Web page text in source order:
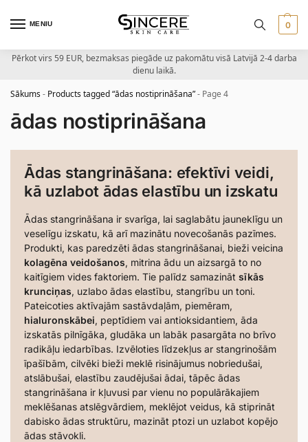
MENIU 0
Pērkot virs 59 EUR, bezmaksas piegāde uz pakomātu visā Latvijā 2-4 darba
dienu laikā.
Sākums- Products tagged “ādas nostiprināšana”- Page 4
ādas nostiprināšana
Ādas stangrināšana: efektīvi veidi,
kā uzlabot ādas elastību un izskatu
Ādas stangrināšana ir svarīga, lai saglabātu jauneklīgu un
veselīgu izskatu, kā arī mazinātu novecošanās pazīmes.
Produkti, kas paredzēti ādas stangrināšanai, bieži veicina
kolagēna veidošanos, mitrina ādu un aizsargā to no
kaitīgiem vides faktoriem. Tie palīdz samazināt sīkās
krunciņas, uzlabo ādas elastību, stangrību un toni.
Pateicoties aktīvajām sastāvdaļām, piemēram,
hialuronskābei, peptīdiem vai antioksidantiem, āda
izskatās pilnīgāka, gludāka un labāk pasargāta no brīvo
radikāļu iedarbības. Izvēloties līdzekļus ar stangrinošām
īpašībām, cilvēki bieži meklē risinājumus nobriedušai,
atslābušai, elastību zaudējušai ādai, tāpēc ādas
stangrināšana ir kļuvusi par vienu no populārākajiem
meklēšanas atslēgvārdiem, meklējot veidus, kā stiprināt
dabisko ādas struktūru, mazināt ptozi un uzlabot kopējo
ādas stāvokli.